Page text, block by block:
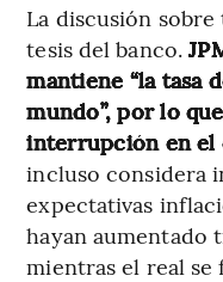
La discusión
tesis del banco.
mantiene “la tasa
mundo”, por lo
interrupción en
incluso considera
expectativas
hayan aumentado
mientras el real se